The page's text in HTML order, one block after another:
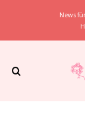
News